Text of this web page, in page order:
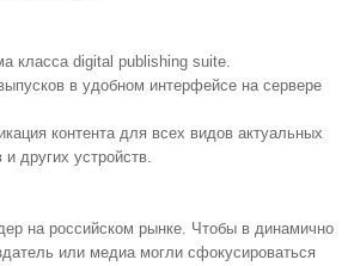
класса digital publishing suite.
в удобном интерфейсе на сервере
контента для всех видов актуальных
других устройств.
на российском рынке. Чтобы в динамично
или медиа могли сфокусироваться